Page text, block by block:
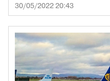
30/05/2022 20:43